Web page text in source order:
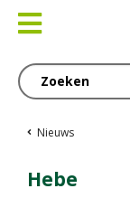
naar
Nieuws
Hebe